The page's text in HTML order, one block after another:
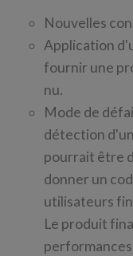
Nouvelles
Application
fournir une
nu.
Mode de
détection
pourrait être
donner un
utilisateurs
Le produit